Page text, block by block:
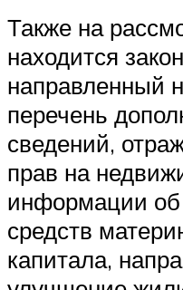
Также на
находится
направленный
перечень
сведений,
прав на
информации об
средств
капитала,